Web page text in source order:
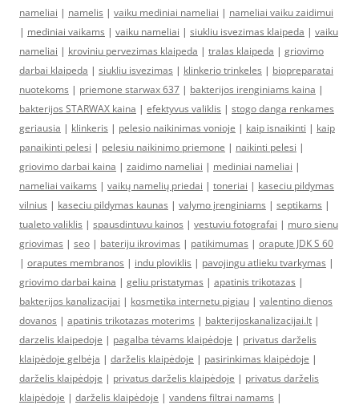
nameliai | namelis | vaiku mediniai nameliai | nameliai vaiku zaidimui
| mediniai vaikams | vaiku nameliai | siukliu isvezimas klaipeda | vaiku
nameliai | kroviniu pervezimas klaipeda | tralas klaipeda | griovimo
darbai klaipeda | siukliu isvezimas | klinkerio trinkeles | biopreparatai
nuotekoms | priemone starwax 637 | bakterijos irenginiams kaina |
bakterijos STARWAX kaina | efektyvus valiklis | stogo danga renkames
geriausia | klinkeris | pelesio naikinimas vonioje | kaip isnaikinti | kaip
panaikinti pelesi | pelesiu naikinimo priemone | naikinti pelesi |
griovimo darbai kaina | zaidimo nameliai | mediniai nameliai |
nameliai vaikams | vaikų namelių priedai | toneriai | kaseciu pildymas
vilnius | kaseciu pildymas kaunas | valymo įrenginiams | septikams |
tualeto valiklis | spausdintuvu kainos | vestuviu fotografai | muro sienu
griovimas | seo | bateriju ikrovimas | patikimumas | orapute JDK S 60
| oraputes membranos | indu ploviklis | pavojingu atlieku tvarkymas |
griovimo darbai kaina | geliu pristatymas | apatinis trikotazas |
bakterijos kanalizacijai | kosmetika internetu pigiau | valentino dienos
dovanos | apatinis trikotazas moterims | bakterijoskanalizacijai.lt |
darzelis klaipedoje | pagalba tėvams klaipėdoje | privatus darželis
klaipėdoje gelbėja | darželis klaipėdoje | pasirinkimas klaipėdoje |
darželis klaipėdoje | privatus darželis klaipėdoje | privatus darželis
klaipėdoje | darželis klaipėdoje | vandens filtrai namams |